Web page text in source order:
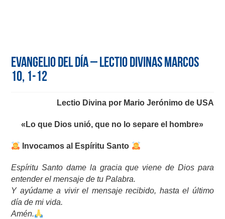
Evangelio del día – Lectio Divinas Marcos
10, 1-12
Lectio Divina por Mario Jerónimo de USA
«Lo que Dios unió, que no lo separe el hombre»
Invocamos al Espíritu Santo
Espíritu Santo dame la gracia que viene de Dios para
entender el mensaje de tu Palabra.
Y ayúdame a vivir el mensaje recibido, hasta el último
día de mi vida.
Amén.